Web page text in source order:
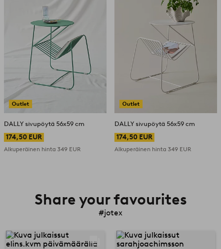
Outlet
DALLY sivupöytä 56x59 cm
174,50 EUR
Alkuperäinen hinta 349 EUR
Outlet
DALLY sivupöytä 56x59 cm
174,50 EUR
Alkuperäinen hinta 349 EUR
Share your favourites
#jotex